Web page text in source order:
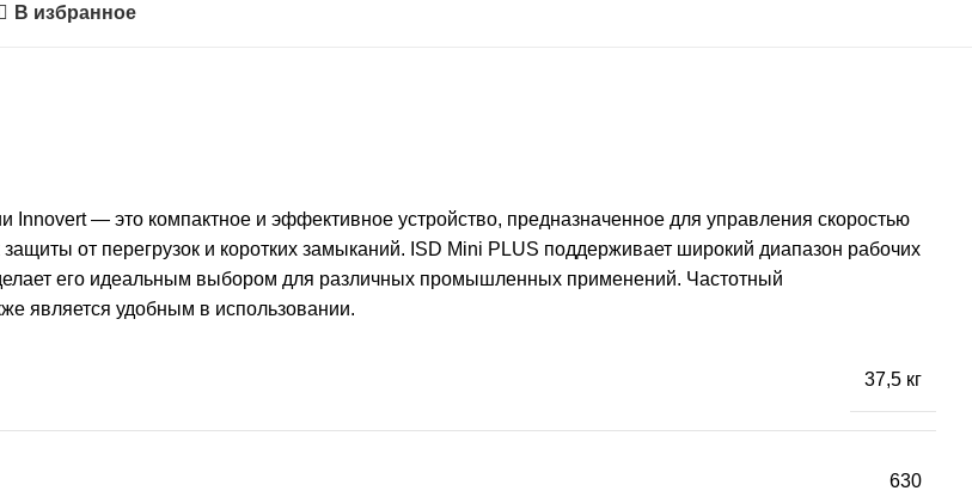
В избранное
Innovert — это компактное и эффективное устройство, предназначенное для управления скоростью
от перегрузок и коротких замыканий. ISD Mini PLUS поддерживает широкий диапазон рабочих
его идеальным выбором для различных промышленных применений. Частотный
является удобным в использовании.
37,5 кг
630